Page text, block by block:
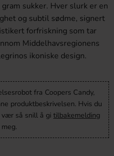
sukker. Hver slurk er en
og subtil sødme, signert
forfriskning som tar
Middelhavsregionens
ikoniske design.
fra Coopers Candy,
produktbeskrivelsen. Hvis du
så snill å gi tilbakemelding